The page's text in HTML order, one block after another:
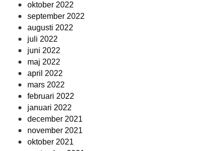
oktober 2022
september 2022
augusti 2022
juli 2022
juni 2022
maj 2022
april 2022
mars 2022
februari 2022
januari 2022
december 2021
november 2021
oktober 2021